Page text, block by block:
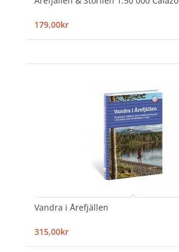
179,00kr
Vandra i Årefjällen
315,00kr